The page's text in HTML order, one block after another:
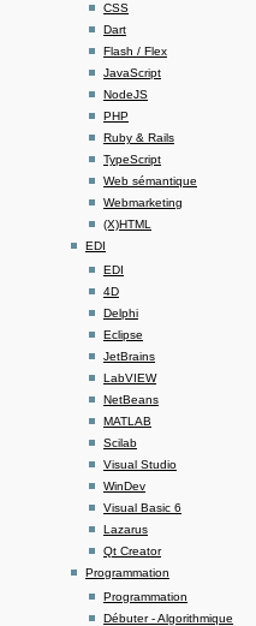
CSS
Dart
Flash / Flex
JavaScript
NodeJS
PHP
Ruby & Rails
TypeScript
Web sémantique
Webmarketing
(X)HTML
EDI
EDI
4D
Delphi
Eclipse
JetBrains
LabVIEW
NetBeans
MATLAB
Scilab
Visual Studio
WinDev
Visual Basic 6
Lazarus
Qt Creator
Programmation
Programmation
Débuter - Algorithmique